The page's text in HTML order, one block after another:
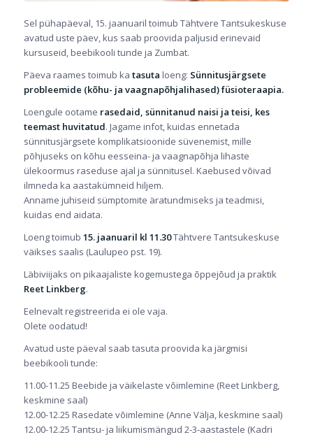
Sel pühapäeval, 15. jaanuaril toimub Tähtvere Tantsukeskuse
avatud uste päev, kus saab proovida paljusid erinevaid
kursuseid, beebikooli tunde ja Zumbat.
Päeva raames toimub ka tasuta loeng: Sünnitusjärgsete
probleemide (kõhu- ja vaagnapõhjalihased) füsioteraapia.
Loengule ootame rasedaid, sünnitanud naisi ja teisi, kes
teemast huvitatud. Jagame infot, kuidas ennetada
sünnitusjärgsete komplikatsioonide süvenemist, mille
põhjuseks on kõhu eesseina- ja vaagnapõhja lihaste
ülekoormus raseduse ajal ja sünnitusel. Kaebused võivad
ilmneda ka aastakümneid hiljem.
Anname juhiseid sümptomite äratundmiseks ja teadmisi,
kuidas end aidata.
Loeng toimub 15. jaanuaril kl 11.30Tähtvere Tantsukeskuse
väikses saalis (Laulupeo pst. 19).
Läbiviijaks on pikaajaliste kogemustega õppejõud ja praktik
Reet Linkberg.
Eelnevaltregistreerida ei ole vaja.
Olete oodatud!
Avatud uste päeval saab tasuta proovida ka järgmisi
beebikooli tunde:
11.00-11.25 Beebide ja väikelaste võimlemine (Reet Linkberg,
keskmine saal)
12.00-12.25 Rasedate võimlemine (Anne Välja, keskmine saal)
12.00-12.25 Tantsu- ja liikumismängud 2-3-aastastele (Kadri